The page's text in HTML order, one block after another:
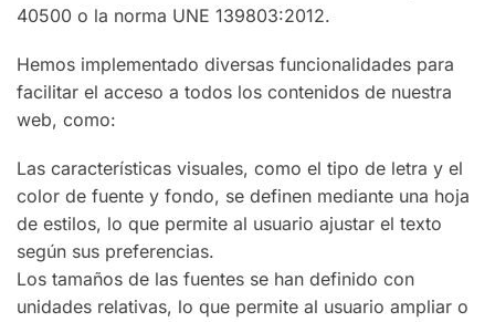
40500 o la norma UNE 139803:2012.
Hemos implementado diversas funcionalidades para
facilitar el acceso a todos los contenidos de nuestra
web, como:
Las características visuales, como el tipo de letra y el
color de fuente y fondo, se definen mediante una hoja
de estilos, lo que permite al usuario ajustar el texto
según sus preferencias.
Los tamaños de las fuentes se han definido con
unidades relativas, lo que permite al usuario ampliar o